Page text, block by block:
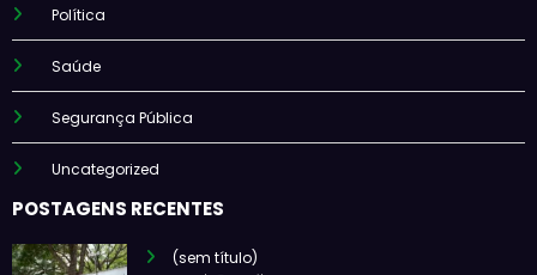
Política
Saúde
Segurança Pública
Uncategorized
POSTAGENS RECENTES
(sem título)